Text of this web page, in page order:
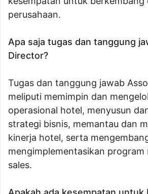
perusahaan.
Apa saja tugas dan tanggung
Director?
Tugas dan tanggung jawab
meliputi memimpin dan
operasional hotel, menyusun
strategi bisnis, memantau dan
kinerja hotel, serta
mengimplementasikan program
sales.